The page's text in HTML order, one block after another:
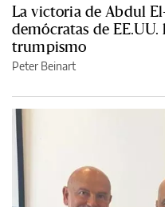
La victoria de Abdul
demócratas de
trumpismo
Peter Beinart